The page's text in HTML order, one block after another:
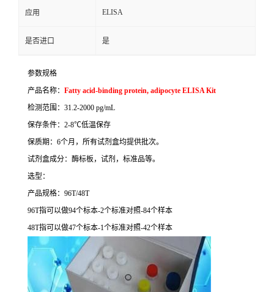
应用 ELISA
是否进口 是
参数规格
产品名称： Fatty acid-binding protein, adipocyte ELISA Kit
检测范围： 31.2-2000 pg/mL
保存条件： 2-8℃低温保存
保质期： 6个月，所有试剂盒均提供批次。
试剂盒成分：酶标板，试剂，标准品等。
选型：
产品规格： 96T/48T
96T指可以做94个标本-2个标准对照-84个样本
48T指可以做47个标本-1个标准对照-42个样本